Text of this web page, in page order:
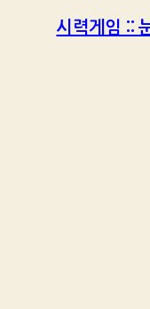
시력게임 ::